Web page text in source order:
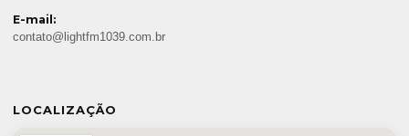
E-mail:
contato@lightfm1039.com.br
LOCALIZAÇÃO